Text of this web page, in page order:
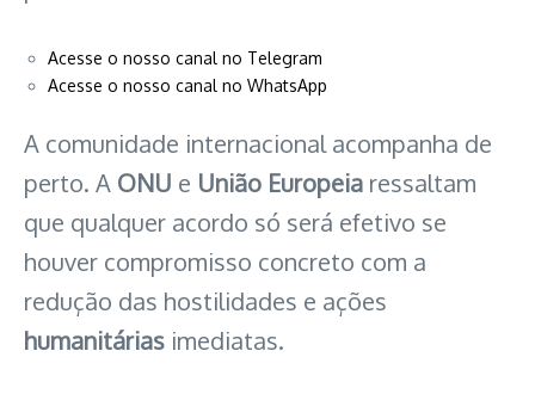
Acesse o nosso canal no Telegram
Acesse o nosso canal no WhatsApp
A comunidade internacional acompanha de
perto. A ONU e União Europeia ressaltam
que qualquer acordo só será efetivo se
houver compromisso concreto com a
redução das hostilidades e ações
humanitárias imediatas.